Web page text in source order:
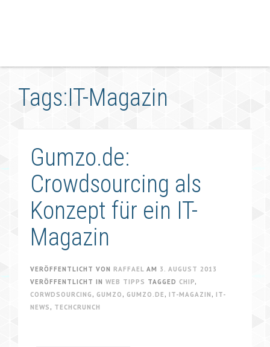
Tags:IT-Magazin
Gumzo.de:
Crowdsourcing als
Konzept für ein IT-
Magazin
VERÖFFENTLICHT VON RAFFAEL AM 3. AUGUST 2013
VERÖFFENTLICHT IN WEB TIPPS TAGGED CHIP,
CORWDSOURCING , GUMZO , GUMZO.DE , IT-MAGAZIN , IT-
NEWS , TECHCRUNCH